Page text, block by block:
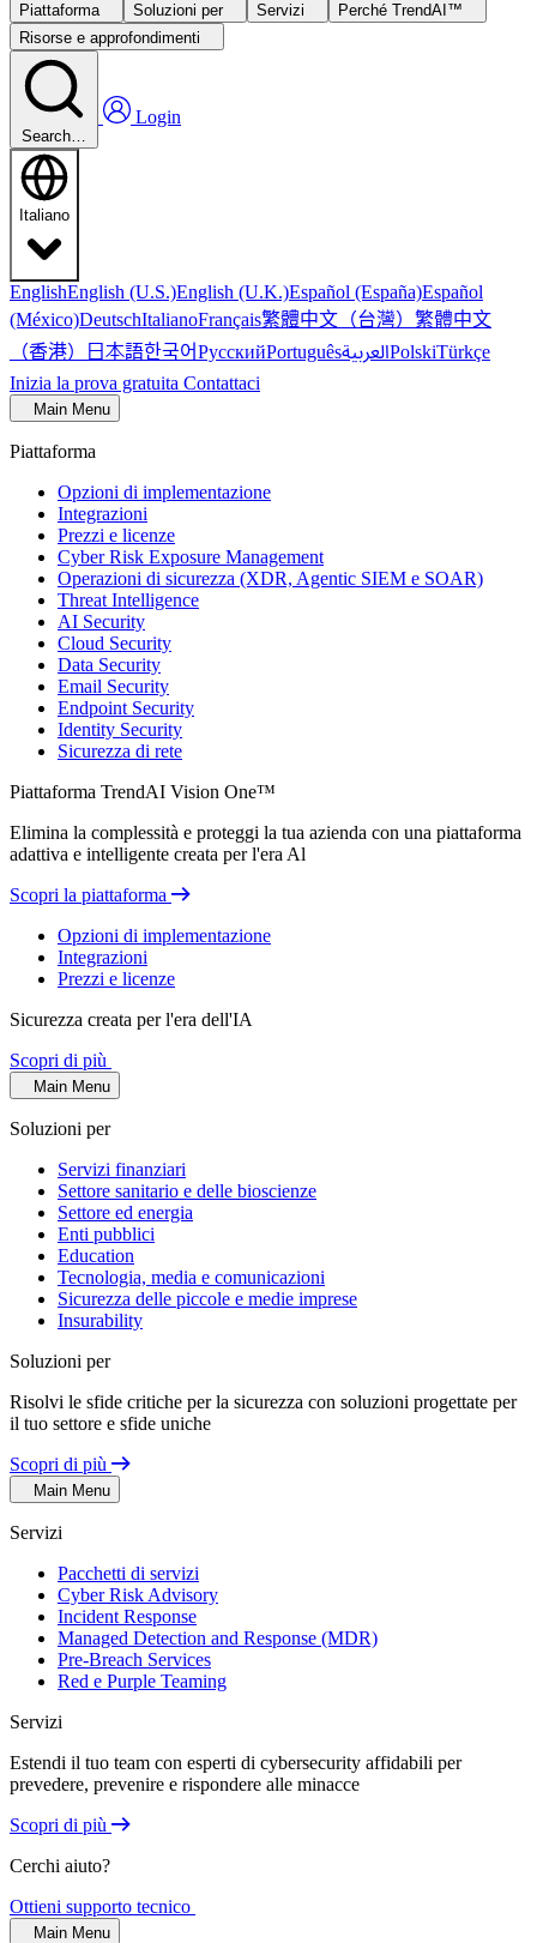
Piattaforma Soluzioni per Servizi
Perché TrendAI™
Risorse e approfondimenti
Search…
Login
Italiano
EnglishEnglish (U.S.)English (U.K.)Español (España)Español
(México)DeutschItalianoFrançais繁體中文（台灣） 繁體中文
（香港） 日本語한국어РусскийPortuguêsالعربيةPolskiTürkçe
Inizia la prova gratuita Contattaci
Main Menu
Piattaforma
Opzioni di implementazione
Integrazioni
Prezzi e licenze
Cyber Risk Exposure Management
Operazioni di sicurezza (XDR, Agentic SIEM e SOAR)
Threat Intelligence
AI Security
Cloud Security
Data Security
Email Security
Endpoint Security
Identity Security
Sicurezza di rete
Piattaforma TrendAI Vision One™
Elimina la complessità e proteggi la tua azienda con una piattaforma
adattiva e intelligente creata per l'era Al
Scopri la piattaforma
Opzioni di implementazione
Integrazioni
Prezzi e licenze
Sicurezza creata per l'era dell'IA
Scopri di più
Main Menu
Soluzioni per
Servizi finanziari
Settore sanitario e delle bioscienze
Settore ed energia
Enti pubblici
Education
Tecnologia, media e comunicazioni
Sicurezza delle piccole e medie imprese
Insurability
Soluzioni per
Risolvi le sfide critiche per la sicurezza con soluzioni progettate per
il tuo settore e sfide uniche
Scopri di più
Main Menu
Servizi
Pacchetti di servizi
Cyber Risk Advisory
Incident Response
Managed Detection and Response (MDR)
Pre-Breach Services
Red e Purple Teaming
Servizi
Estendi il tuo team con esperti di cybersecurity affidabili per
prevedere, prevenire e rispondere alle minacce
Scopri di più
Cerchi aiuto?
Ottieni supporto tecnico
Main Menu